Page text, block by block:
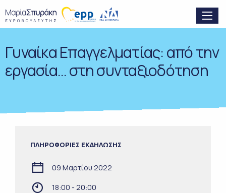
Γυναίκα Επαγγελματίας: από την
εργασία… στη συνταξιοδότηση
ΠΛΗΡΟΦΟΡΙΕΣ ΕΚΔΗΛΩΣΗΣ
09 Μαρτίου 2022
18:00 - 20:00